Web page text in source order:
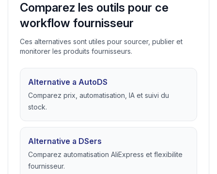
Comparez les outils pour ce
workflow fournisseur
Ces alternatives sont utiles pour sourcer, publier et
monitorer les produits fournisseurs.
Alternative a AutoDS
Comparez prix, automatisation, IA et suivi du
stock.
Alternative a DSers
Comparez automatisation AliExpress et flexibilite
fournisseur.